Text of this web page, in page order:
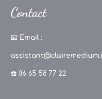
Contact
📧 Email :
☎️ 06 65 58 77 22